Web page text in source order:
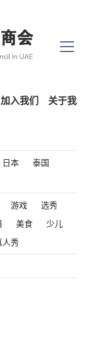
加入我们 关于我们
日本
泰国
游戏
选秀
美食
少儿
人秀